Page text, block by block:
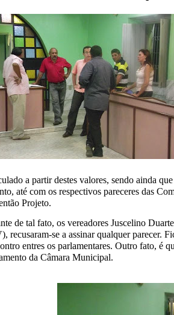
a partir destes valores, sendo ainda
até com os respectivos pareceres das
Projeto.
de tal fato, os vereadores Juscelino
recusaram-se a assinar qualquer parecer.
entres os parlamentares. Outro fato, é
da Câmara Municipal.